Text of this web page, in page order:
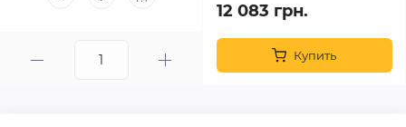
12 083 грн.
Купить